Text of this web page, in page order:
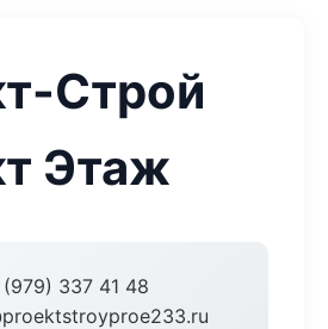
Строй
Этаж
337 41 48